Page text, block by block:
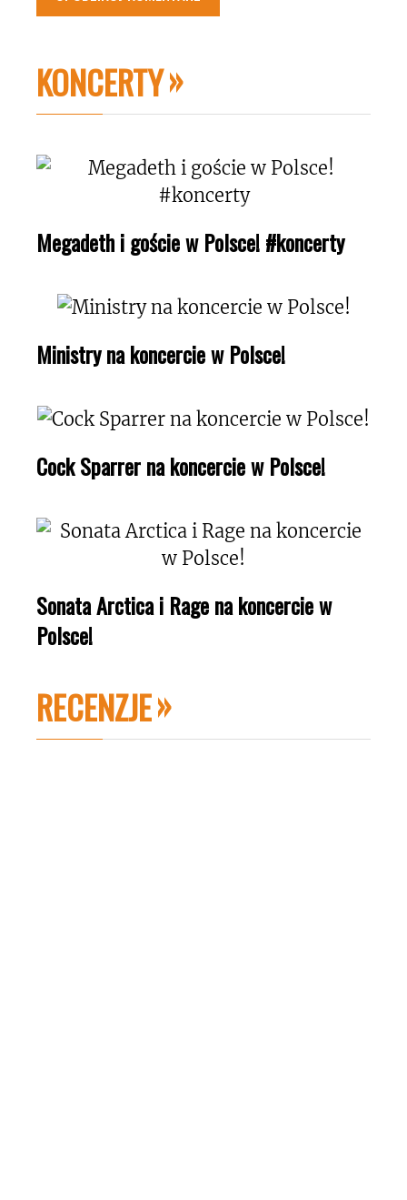
KONCERTY
Megadeth i goście w Polsce! #koncerty
Ministry na koncercie w Polsce!
Cock Sparrer na koncercie w Polsce!
Sonata Arctica i Rage na koncercie w
Polsce!
RECENZJE